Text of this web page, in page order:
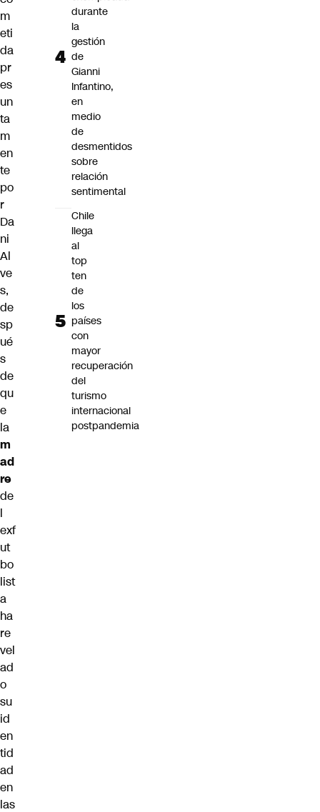
m
eti
da
pr
es
un
ta
m
en
te
po
r
Da
ni
Al
ve
s,
de
sp
ué
s
de
qu
e
la
m
ad
re
de
l
exf
ut
bo
list
a
ha
re
vel
ad
o
su
id
en
tid
ad
en
las
durante
la
gestión
de
Gianni
Infantino,
en
medio
de
desmentidos
sobre
relación
sentimental
Chile
llega
al
top
ten
de
los
países
con
mayor
recuperación
del
turismo
internacional
postpandemia